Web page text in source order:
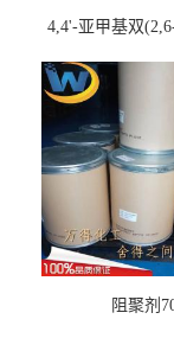
4,4'-亚甲基双
阻聚剂